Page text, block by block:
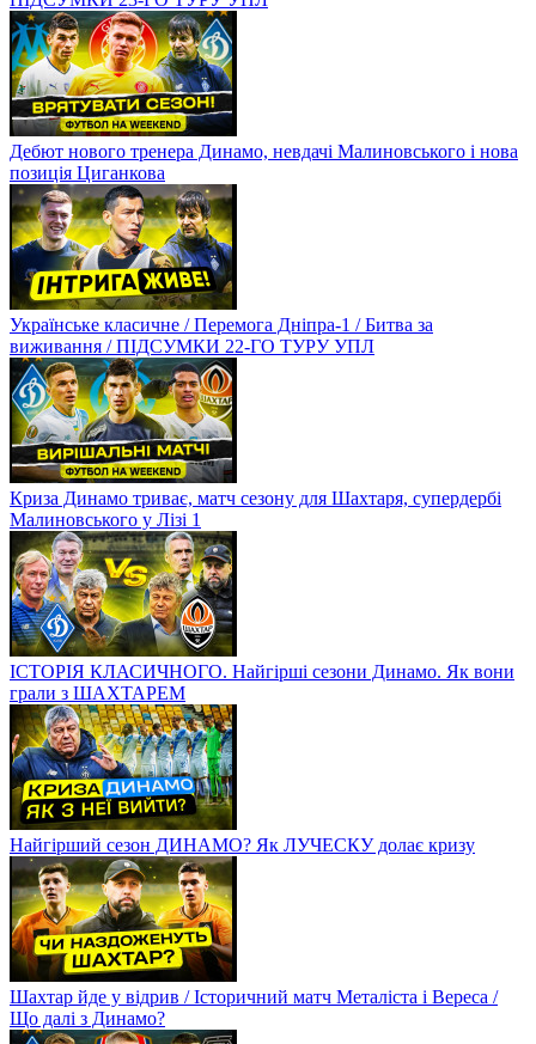
Дебют нового тренера Динамо, невдачі Малиновського і нова
позиція Циганкова
Українське класичне / Перемога Дніпра-1 / Битва за
виживання / ПІДСУМКИ 22-ГО ТУРУ УПЛ
Криза Динамо триває, матч сезону для Шахтаря, супердербі
Малиновського у Лізі 1
ІСТОРІЯ КЛАСИЧНОГО. Найгірші сезони Динамо. Як вони
грали з ШАХТАРЕМ
Найгірший сезон ДИНАМО? Як ЛУЧЕСКУ долає кризу
Шахтар йде у відрив / Історичний матч Металіста і Вереса /
Що далі з Динамо?